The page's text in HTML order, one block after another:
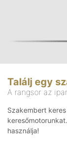
Találj egy
A rangsor az
Szakembert
használja!